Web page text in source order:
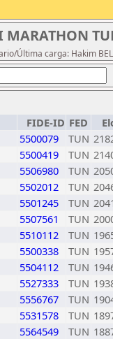
MARATHON
Última carga: Hakim
FIDE-ID FED
5500079 TUN
5500419 TUN
5506980 TUN
5502012 TUN
5501245 TUN
5507561 TUN
5510112 TUN
5500338 TUN
5504112 TUN
5527333 TUN
5556767 TUN
5531578 TUN
5564549 TUN